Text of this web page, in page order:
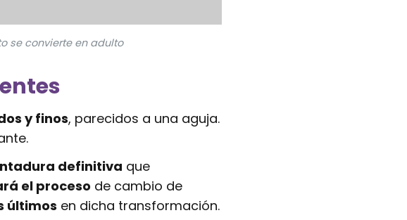
se convierte en adulto
y finos, parecidos a una aguja.
definitiva que
el proceso de cambio de
últimos en dicha transformación.